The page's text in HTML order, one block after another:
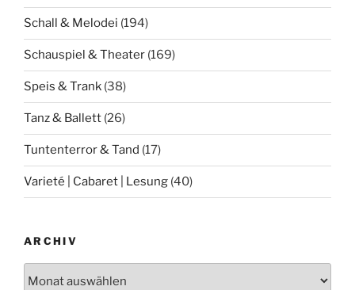
Schall & Melodei (194)
Schauspiel & Theater (169)
Speis & Trank (38)
Tanz & Ballett (26)
Tuntenterror & Tand (17)
Varieté | Cabaret | Lesung (40)
ARCHIV